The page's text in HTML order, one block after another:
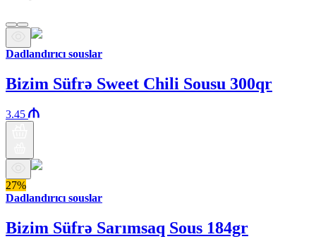
Dadlandırıcı souslar
Bizim Süfrə Sweet Chili Sousu 300qr
3.45
27%
Dadlandırıcı souslar
Bizim Süfrə Sarımsaq Sous 184gr